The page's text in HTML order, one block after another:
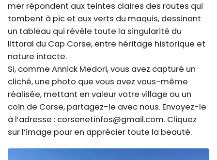
mer répondent aux teintes claires des routes qui
tombent à pic et aux verts du maquis, dessinant
un tableau qui révèle toute la singularité du
littoral du Cap Corse, entre héritage historique et
nature intacte.
Si, comme Annick Medori, vous avez capturé un
cliché, une photo que vous avez vous-même
réalisée, mettant en valeur votre village ou un
coin de Corse, partagez-le avec nous. Envoyez-le
à l’adresse : corsenetinfos@gmail.com. Cliquez
sur l’image pour en apprécier toute la beauté.